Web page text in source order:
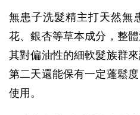
無患子洗髮精主打天然無
花、銀杏等草本成分，整
其對偏油性的細軟髮族群
第二天還能保有一定蓬鬆
使用。